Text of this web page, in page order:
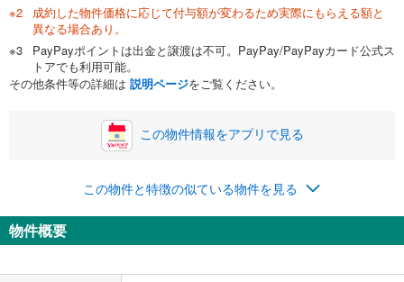
0万円 5,680万円
自己資金から住宅購入にかけられる金額を入力してくださ
い。一般的には物件価格の2割までが目安です。
閉じる
ボーナス
万円
0円
ナス時の増額分（1回分）を入力してください。
ボーナス払いの限度額は金融機関によって異なります。
閉じる
月々の返済額
成約した物件価格に応じて付与額が変わるため実際にもらえる額と
異なる場合あり。
PayPayポイントは出金と譲渡は不可。PayPay/PayPayカード公式ス
トアでも利用可能。
その他条件等の詳細は 説明ページをご覧ください。
この物件情報をアプリで見る
この物件と特徴の似ている物件を見る
物件概要